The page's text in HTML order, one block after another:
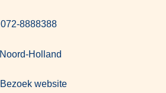
072-8888388
Noord-Holland
Bezoek website